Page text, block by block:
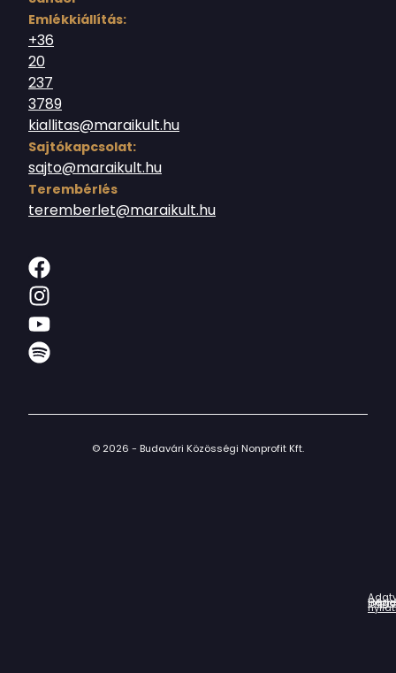
Emlékkiállítás:
+36
20
237
3789
kiallitas@maraikult.hu
Sajtókapcsolat:
sajto@maraikult.hu
Terembérlés
teremberlet@maraikult.hu
© 2026 - Budavári Közösségi Nonprofit Kft.